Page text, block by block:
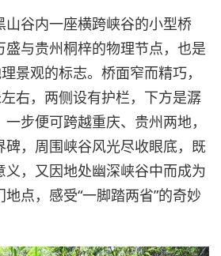
山谷内一座横跨峡谷的小型桥
盛与贵州桐梓的物理节点，也是
景观的标志。桥面窄而精巧，
右，两侧设有护栏，下方是潺
步便可跨越重庆、贵州两地，
碑，周围峡谷风光尽收眼底，既
义，又因地处幽深峡谷中而成为
点，感受“一脚踏两省”的奇妙